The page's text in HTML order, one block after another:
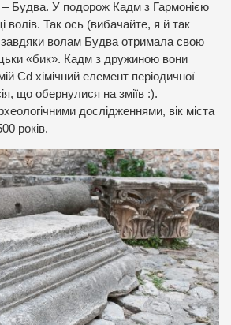
– Будва. У подорож Кадм з Гармонією
волів. Так ось (вибачайте, я й так
волам Будва отримала свою
«бик». Кадм з дружиною вони
Cd хімічний елемент періодичної
що обернулися на зміїв :).
дослідженнями, вік міста
років.